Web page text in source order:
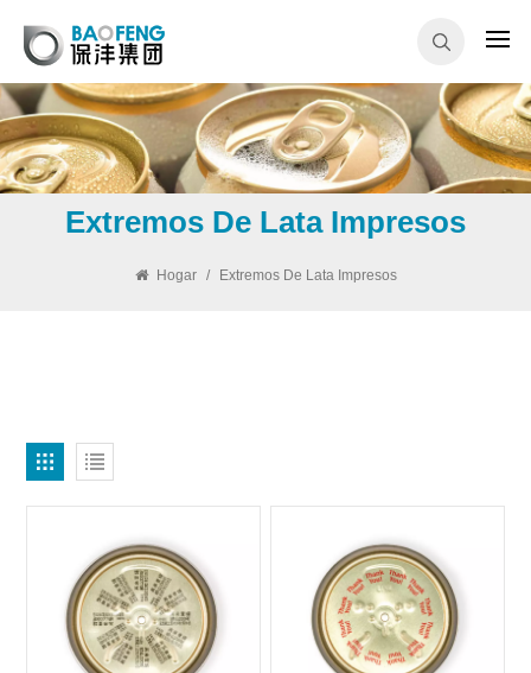
Extremos De Lata Impresos
Hogar / Extremos De Lata Impresos